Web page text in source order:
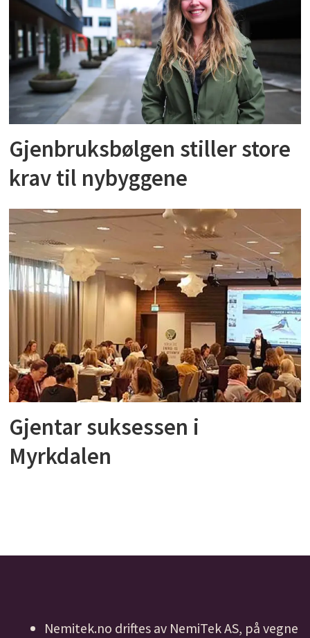
Gjenbruksbølgen stiller store
krav til nybyggene
Gjentar suksessen i
Myrkdalen
Nemitek.no driftes av NemiTek AS, på vegne